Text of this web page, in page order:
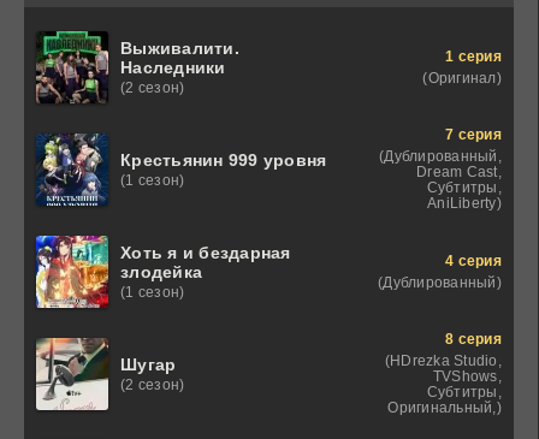
Выживалити.
Наследники
(2 сезон)
1 серия
(Оригинал)
Крестьянин 999 уровня
(1 сезон)
7 серия
(Дублированный,
Dream Cast,
Субтитры,
AniLiberty)
Хоть я и бездарная
злодейка
(1 сезон)
4 серия
(Дублированный)
Шугар
(2 сезон)
8 серия
(HDrezka Studio,
TVShows,
Субтитры,
Оригинальный,)